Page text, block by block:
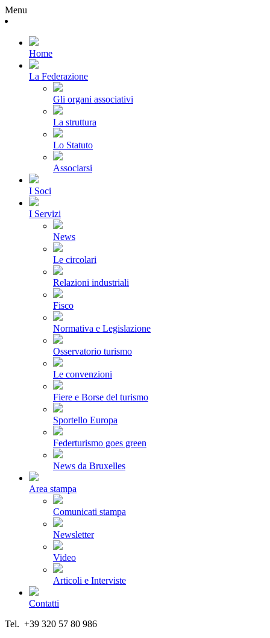
Menu
Home
La Federazione
Gli organi associativi
La struttura
Lo Statuto
Associarsi
I Soci
I Servizi
News
Le circolari
Relazioni industriali
Fisco
Normativa e Legislazione
Osservatorio turismo
Le convenzioni
Fiere e Borse del turismo
Sportello Europa
Federturismo goes green
News da Bruxelles
Area stampa
Comunicati stampa
Newsletter
Video
Articoli e Interviste
Contatti
Tel. +39 320 57 80 986